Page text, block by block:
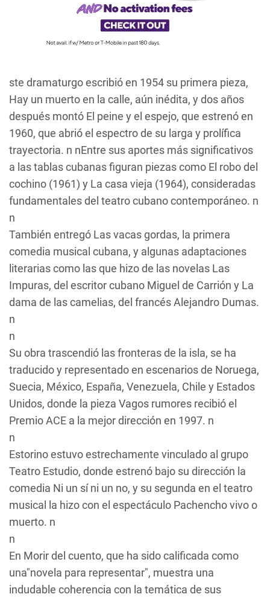
ste dramaturgo escribió en 1954 su primera pieza,
Hay un muerto en la calle, aún inédita, y dos años
después montó El peine y el espejo, que estrenó en
1960, que abrió el espectro de su larga y prolífica
trayectoria. n nEntre sus aportes más significativos
a las tablas cubanas figuran piezas como El robo del
cochino (1961) y La casa vieja (1964), consideradas
fundamentales del teatro cubano contemporáneo. n
n
También entregó Las vacas gordas, la primera
comedia musical cubana, y algunas adaptaciones
literarias como las que hizo de las novelas Las
Impuras, del escritor cubano Miguel de Carrión y La
dama de las camelias, del francés Alejandro Dumas.
n
n
Su obra trascendió las fronteras de la isla, se ha
traducido y representado en escenarios de Noruega,
Suecia, México, España, Venezuela, Chile y Estados
Unidos, donde la pieza Vagos rumores recibió el
Premio ACE a la mejor dirección en 1997. n
n
Estorino estuvo estrechamente vinculado al grupo
Teatro Estudio, donde estrenó bajo su dirección la
comedia Ni un sí ni un no, y su segunda en el teatro
musical la hizo con el espectáculo Pachencho vivo o
muerto. n
n
En Morir del cuento, que ha sido calificada como
una"novela para representar", muestra una
indudable coherencia con la temática de sus